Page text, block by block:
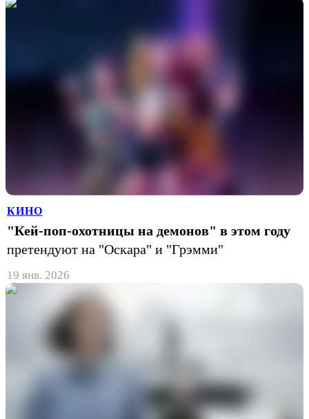
КИНО
"Кей-поп-охотницы на демонов" в этом году
претендуют на "Оскара" и "Грэмми"
19 янв. 2026